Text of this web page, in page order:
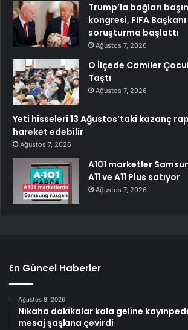
Trump’la bağları
kongresi, FIFA
soruşturma başlattı
Ağustos 7, 2026
O İlçede Camiler
Taştı
Ağustos 7, 2026
Yeti hisseleri 13 Ağustos’taki kazanç
hareket edebilir
Ağustos 7, 2026
A101 marketler
A11 ve A11 Plus satıyor
Ağustos 7, 2026
En Güncel Haberler
Ağustos 8, 2026
Nikaha dakikalar kala geline
mesaj şaşkına çevirdi